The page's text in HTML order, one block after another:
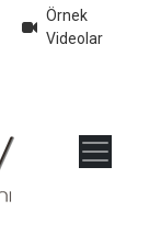
Örnek
Videolar